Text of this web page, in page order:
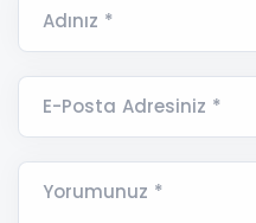
Adınız *
E-Posta Adresiniz *
Yorumunuz *